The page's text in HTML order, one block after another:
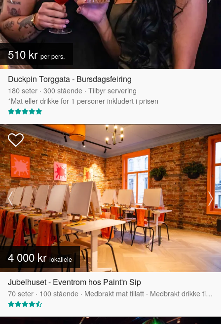
510 kr per pers.
Duckpin Torggata - Bursdagsfeiring
180seter · 300stående · Tilbyr servering
*Mat eller drikke for 1 personer inkludert i prisen
4 000 kr lokalleie
Jubelhuset - Eventrom hos Paint'n Sip
70seter · 100stående · Medbrakt mat tillatt · Medbrakt drikke tillatt